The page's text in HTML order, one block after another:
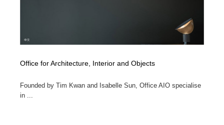
Office for Architecture, Interior and Objects
Founded by Tim Kwan and Isabelle Sun, Office AIO specialise
in ...